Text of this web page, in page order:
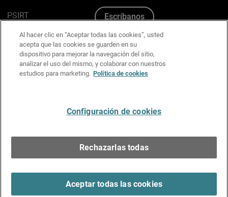
PSIRT
Política de cookies
Política de privacidad
Kit de medios y marca
Escríbanos
Al hacer clic en “Aceptar todas las cookies”, usted
acepta que las cookies se guarden en su
dispositivo para mejorar la navegación del sitio,
analizar el uso del mismo, y colaborar con nuestros
estudios para marketing. Política de cookies
Configuración de cookies
Rechazarlas todas
Aceptar todas las cookies